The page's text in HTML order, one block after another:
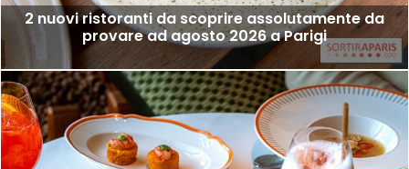
2 nuovi ristoranti da scoprire assolutamente da
provare ad agosto 2026 a Parigi